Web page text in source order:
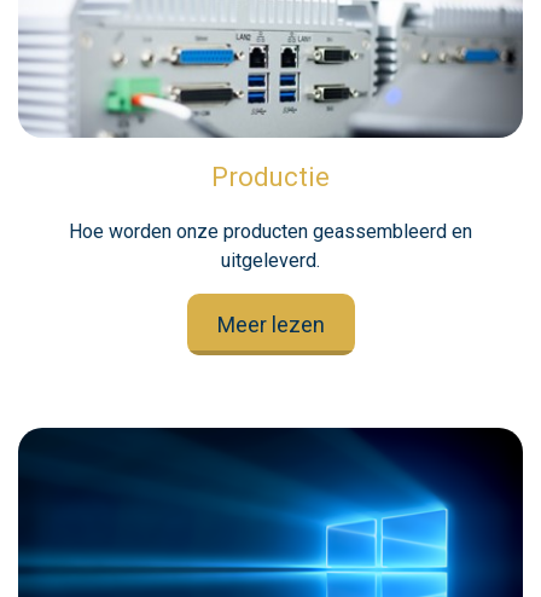
Productie
Hoe worden onze producten geassembleerd en
uitgeleverd.
Meer lezen